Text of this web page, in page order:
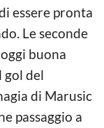
essere pronta
Le seconde
buona
gol del
di Marusic
passaggio a